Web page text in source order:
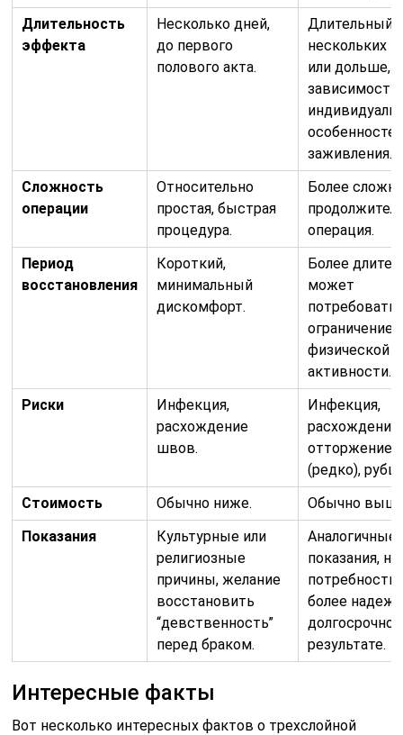
Длительность
эффекта
Несколько дней,
до первого
полового акта.
Длительный,
нескольких
или дольше, в
зависимости
заживления.
Сложность
операции
Относительно
простая, быстрая
процедура.
Более
операция.
Период
восстановления
Короткий,
минимальный
дискомфорт.
Более
может
ограничение
физической
активности.
Риски
Инфекция,
расхождение
швов.
Инфекция,
отторжение
(редко),
Стоимость
Обычно ниже.
Обычно
Показания
Культурные или
религиозные
причины, желание
восстановить
“девственность”
перед браком.
Аналогичные
показания, но
более
результате.
Интересные факты
Вот несколько интересных фактов о трехслойной